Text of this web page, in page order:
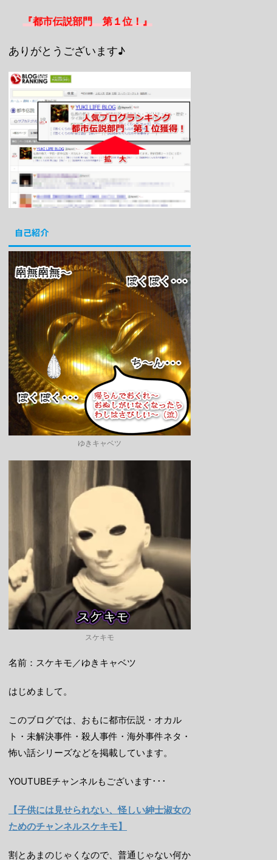
『都市伝説部門 第１位！』
ありがとうございます♪
自己紹介
ゆきキャベツ
スケキモ
名前：スケキモ／ゆきキャベツ
はじめまして。
このブログでは、おもに都市伝説・オカル
ト・未解決事件・殺人事件・海外事件ネタ・
怖い話シリーズなどを掲載しています。
YOUTUBEチャンネルもございます･･･
【子供には見せられない、怪しい紳士淑女の
ためのチャンネルスケキモ】
割とあまのじゃくなので、普通じゃない何か